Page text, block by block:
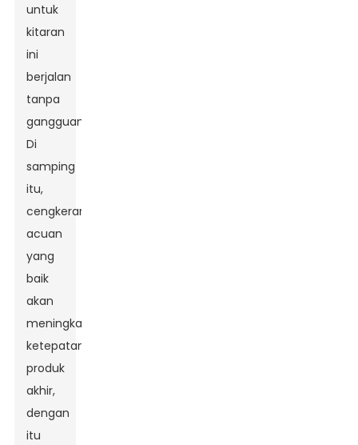
untuk
kitaran
ini
berjalan
tanpa
gangguan.
Di
samping
itu,
cengkerang
acuan
yang
baik
akan
meningkatkan
ketepatan
produk
akhir,
dengan
itu